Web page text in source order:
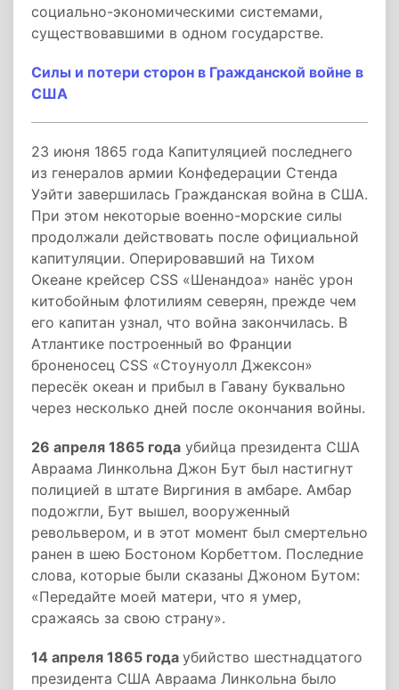
социально-экономическими системами,
существовавшими в одном государстве.
Силы и потери сторон в Гражданской войне в
США
23 июня 1865 года Капитуляцией последнего
из генералов армии Конфедерации Стенда
Уэйти завершилась Гражданская война в США.
При этом некоторые военно-морские силы
продолжали действовать после официальной
капитуляции. Оперировавший на Тихом
Океане крейсер CSS «Шенандоа» нанёс урон
китобойным флотилиям северян, прежде чем
его капитан узнал, что война закончилась. В
Атлантике построенный во Франции
броненосец CSS «Стоунуолл Джексон»
пересёк океан и прибыл в Гавану буквально
через несколько дней после окончания войны.
26 апреля 1865 года убийца президента США
Авраама Линкольна Джон Бут был настигнут
полицией в штате Виргиния в амбаре. Амбар
подожгли, Бут вышел, вооруженный
револьвером, и в этот момент был смертельно
ранен в шею Бостоном Корбеттом. Последние
слова, которые были сказаны Джоном Бутом:
«Передайте моей матери, что я умер,
сражаясь за свою страну».
14 апреля 1865 года убийство шестнадцатого
президента США Авраама Линкольна было